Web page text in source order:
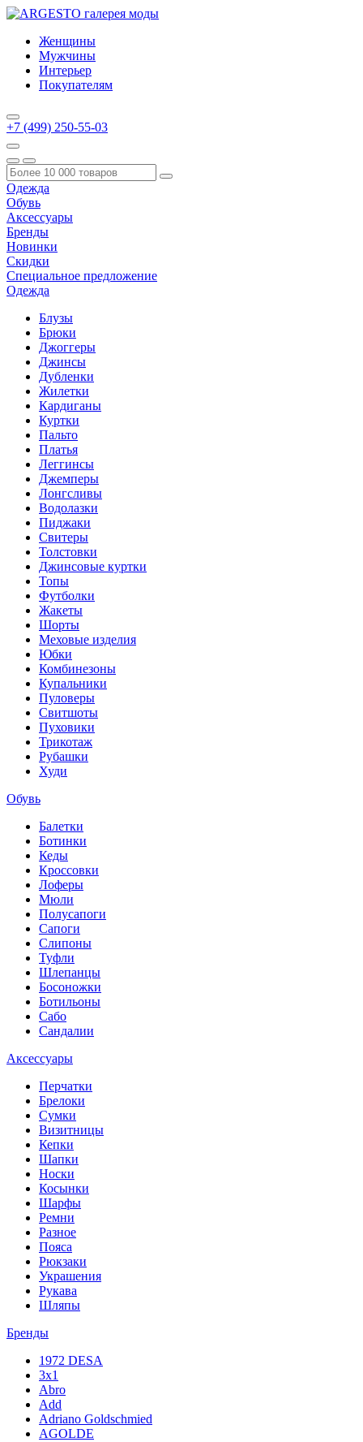
Женщины
Мужчины
Интерьер
Покупателям
+7 (499) 250-55-03
Одежда
Обувь
Аксессуары
Бренды
Новинки
Скидки
Специальное предложение
Одежда
Блузы
Брюки
Джоггеры
Джинсы
Дубленки
Жилетки
Кардиганы
Куртки
Пальто
Платья
Леггинсы
Джемперы
Лонгсливы
Водолазки
Пиджаки
Свитеры
Толстовки
Джинсовые куртки
Топы
Футболки
Жакеты
Шорты
Меховые изделия
Юбки
Комбинезоны
Купальники
Пуловеры
Свитшоты
Пуховики
Трикотаж
Рубашки
Худи
Обувь
Балетки
Ботинки
Кеды
Кроссовки
Лоферы
Мюли
Полусапоги
Сапоги
Слипоны
Туфли
Шлепанцы
Босоножки
Ботильоны
Сабо
Сандалии
Аксессуары
Перчатки
Брелоки
Сумки
Визитницы
Кепки
Шапки
Носки
Косынки
Шарфы
Ремни
Разное
Пояса
Рюкзаки
Украшения
Рукава
Шляпы
Бренды
1972 DESA
3x1
Abro
Add
Adriano Goldschmied
AGOLDE